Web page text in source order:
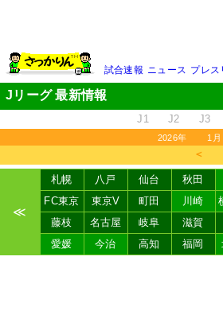
試合速報 ニュース プレス
Jリーグ 最新情報
J1 J2 J3
2026年 1月
＜
≪
札幌 八戸 仙台 秋田
FC東京
東京V 町田 川崎
藤枝
名古屋 岐阜 滋賀
愛媛
今治 高知 福岡